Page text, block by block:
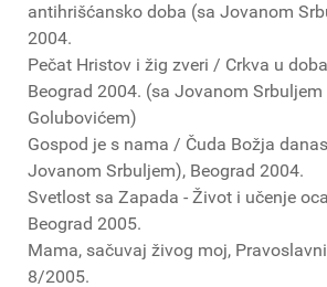
antihrišćansko doba (sa Jovanom
2004.
Pečat Hristov i žig zveri / Crkva u
Beograd 2004. (sa Jovanom
Golubovićem)
Gospod je s nama / Čuda Božja
Jovanom Srbuljem), Beograd 2004.
Svetlost sa Zapada - Život i učenje
Beograd 2005.
Mama, sačuvaj živog moj,
8/2005.